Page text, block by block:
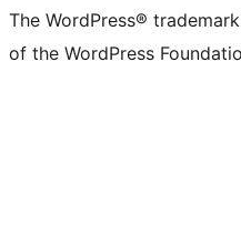
The WordPress®
of the WordPress